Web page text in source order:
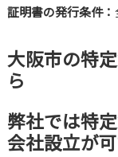
証明書の発行条件：
大阪市の特
ら
弊社では特
会社設立が可